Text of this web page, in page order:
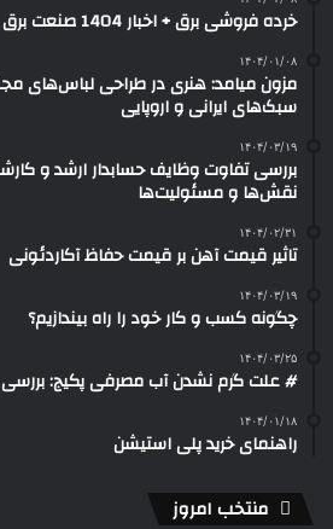
خرده فروشی برق + اخبار 1404 صنعت برق
۱۴۰۴/۰۱/۰۸
مزون میامد: هنری در طراحی لباس‌های
سبک‌های ایرانی و اروپایی
۱۴۰۴/۰۳/۱۹
بررسی تفاوت وظایف حسابدار ارشد و
نقش‌ها و مسئولیت‌ها
۱۴۰۴/۰۲/۳۱
تاثیر قیمت آهن بر قیمت حفاظ آکاردئونی
۱۴۰۴/۰۳/۱۹
چگونه کسب و کار خود را راه بیندازیم؟
۱۴۰۴/۰۳/۲۵
# علت گرم نشدن آب مصرفی پکیج: بررسی
۱۴۰۴/۰۱/۱۸
راهنمای خرید پلی استیشن
منتخب امروز